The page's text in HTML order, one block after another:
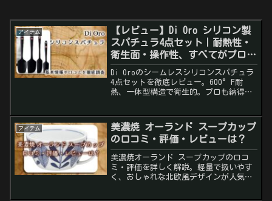
アイテム
【レビュー】Di Oro シリコン製
スパチュラ4点セット｜耐熱性・
衛生面・操作性、すべてがプロ仕
様
Di Oroのシームレスシリコンスパチュラ
4点セットを徹底レビュー。600°F耐
熱、一体型構造で衛生的。プロも納得の
アイテム
美濃焼 オーランド スープカップ
の口コミ・評価・レビューは？
美濃焼オーランド スープカップの口コ
ミ・評価を詳しく解説。軽量で扱いやす
く、おしゃれな北欧風デザインが人気の